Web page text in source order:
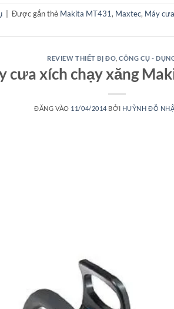
Được gắn thẻ Makita MT431, Maxtec, Máy cưa
REVIEW THIẾT BỊ ĐO ,CÔNG CỤ -
cưa xích chạy xăng
ĐĂNG VÀO 11/04/2014 BỞI HUỲNH ĐỖ